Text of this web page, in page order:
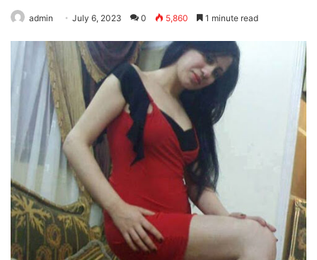
admin July 6, 2023 0 5,860 1 minute read